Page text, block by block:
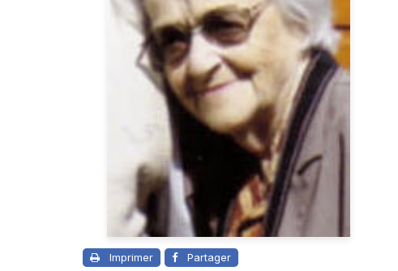
Imprimer Partager